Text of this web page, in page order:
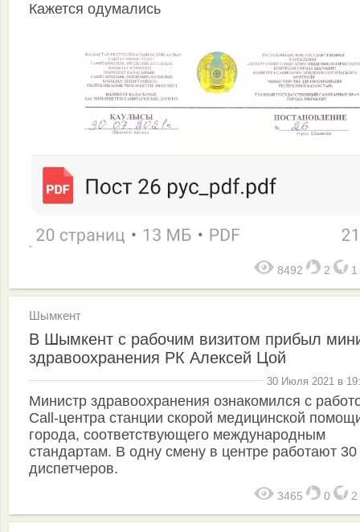
Кажется одумались
8492 2 1
Шымкент
В Шымкент с рабочим визитом прибыл
здравоохранения РК Алексей Цой
30 Июля 2021 в
Министр здравоохранения ознакомился с
Call-центра станции скорой медицинской
города, соответствующего международным
стандартам. В одну смену в центре работают 30
диспетчеров.
3465 0 2